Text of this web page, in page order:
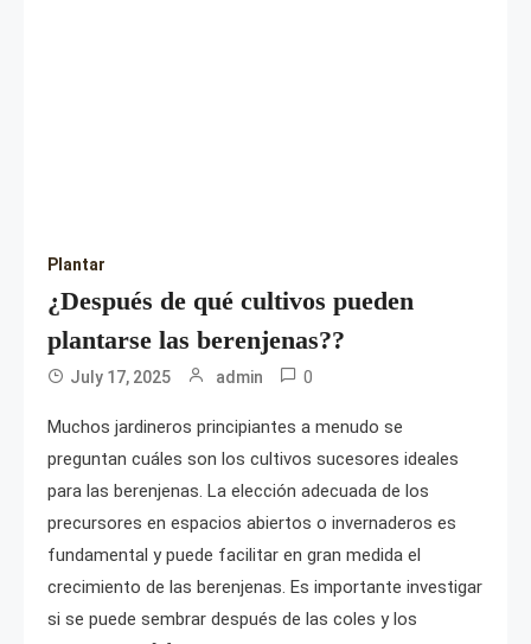
Plantar
¿Después de qué cultivos pueden
plantarse las berenjenas??
July 17, 2025 admin 0
Muchos jardineros principiantes a menudo se
preguntan cuáles son los cultivos sucesores ideales
para las berenjenas. La elección adecuada de los
precursores en espacios abiertos o invernaderos es
fundamental y puede facilitar en gran medida el
crecimiento de las berenjenas. Es importante investigar
si se puede sembrar después de las coles y los